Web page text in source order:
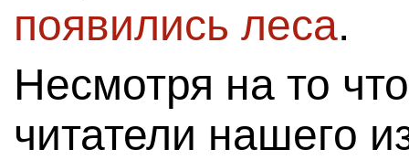
появились леса.
Несмотря на то
читатели нашего